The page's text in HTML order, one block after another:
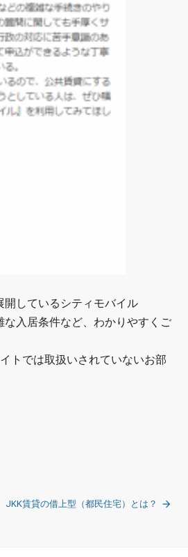
開しているシティモバイル
入居条件など、わかりやすくご
トでは取扱いされていないお部
JKK賃貸の借上型（都民住宅）とは？